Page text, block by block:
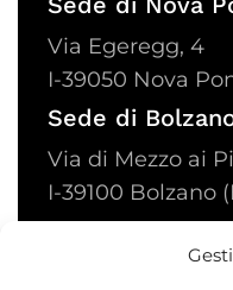
Via Egeregg, 4
I-39050 Nova
Sede di
Via di Mezzo ai
I-39100 Bolzano
Contatti